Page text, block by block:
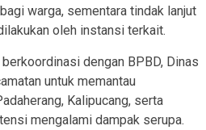
warga, sementara tindak lanjut
oleh instansi terkait.
dengan BPBD, Dinas
untuk memantau
Kalipucang, serta
mengalami dampak serupa.